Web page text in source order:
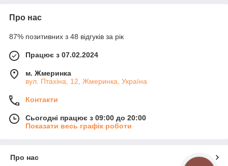
Про нас
87% позитивних з 48 відгуків за рік
Працює з 07.02.2024
м. Жмеринка
вул. Птахіна, 12, Жмеринка, Україна
Контакти
Сьогодні працює з 09:00 до 20:00
Показати весь графік роботи
Про нас